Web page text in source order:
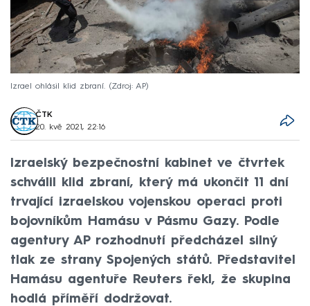
Izrael ohlásil klid zbraní. Zdroj: AP
ČTK
20. kvě 2021, 22:16
Izraelský bezpečnostní kabinet ve čtvrtek
schválil klid zbraní, který má ukončit 11 dní
trvající izraelskou vojenskou operaci proti
bojovníkům Hamásu v Pásmu Gazy. Podle
agentury AP rozhodnutí předcházel silný
tlak ze strany Spojených států. Představitel
Hamásu agentuře Reuters řekl, že skupina
hodlá příměří dodržovat.